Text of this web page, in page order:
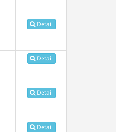
Detail
Detail
Detail
Detail